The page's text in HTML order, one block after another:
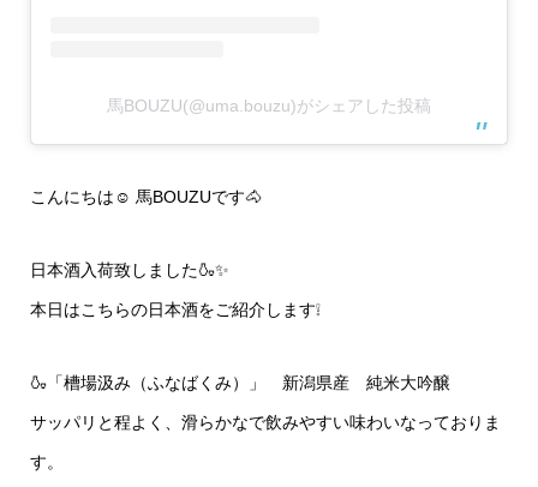
馬BOUZU(@uma.bouzu)がシェアした投稿
こんにちは☺️ 馬BOUZUです🐴
日本酒入荷致しました🍶✨
本日はこちらの日本酒をご紹介します❕
🍶「槽場汲み（ふなばくみ）」 新潟県産 純米大吟醸
サッパリと程よく、滑らかなで飲みやすい味わいなっておりま
す。